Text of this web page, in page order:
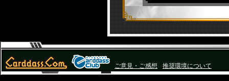
ご意見・ご感想 推奨環境について